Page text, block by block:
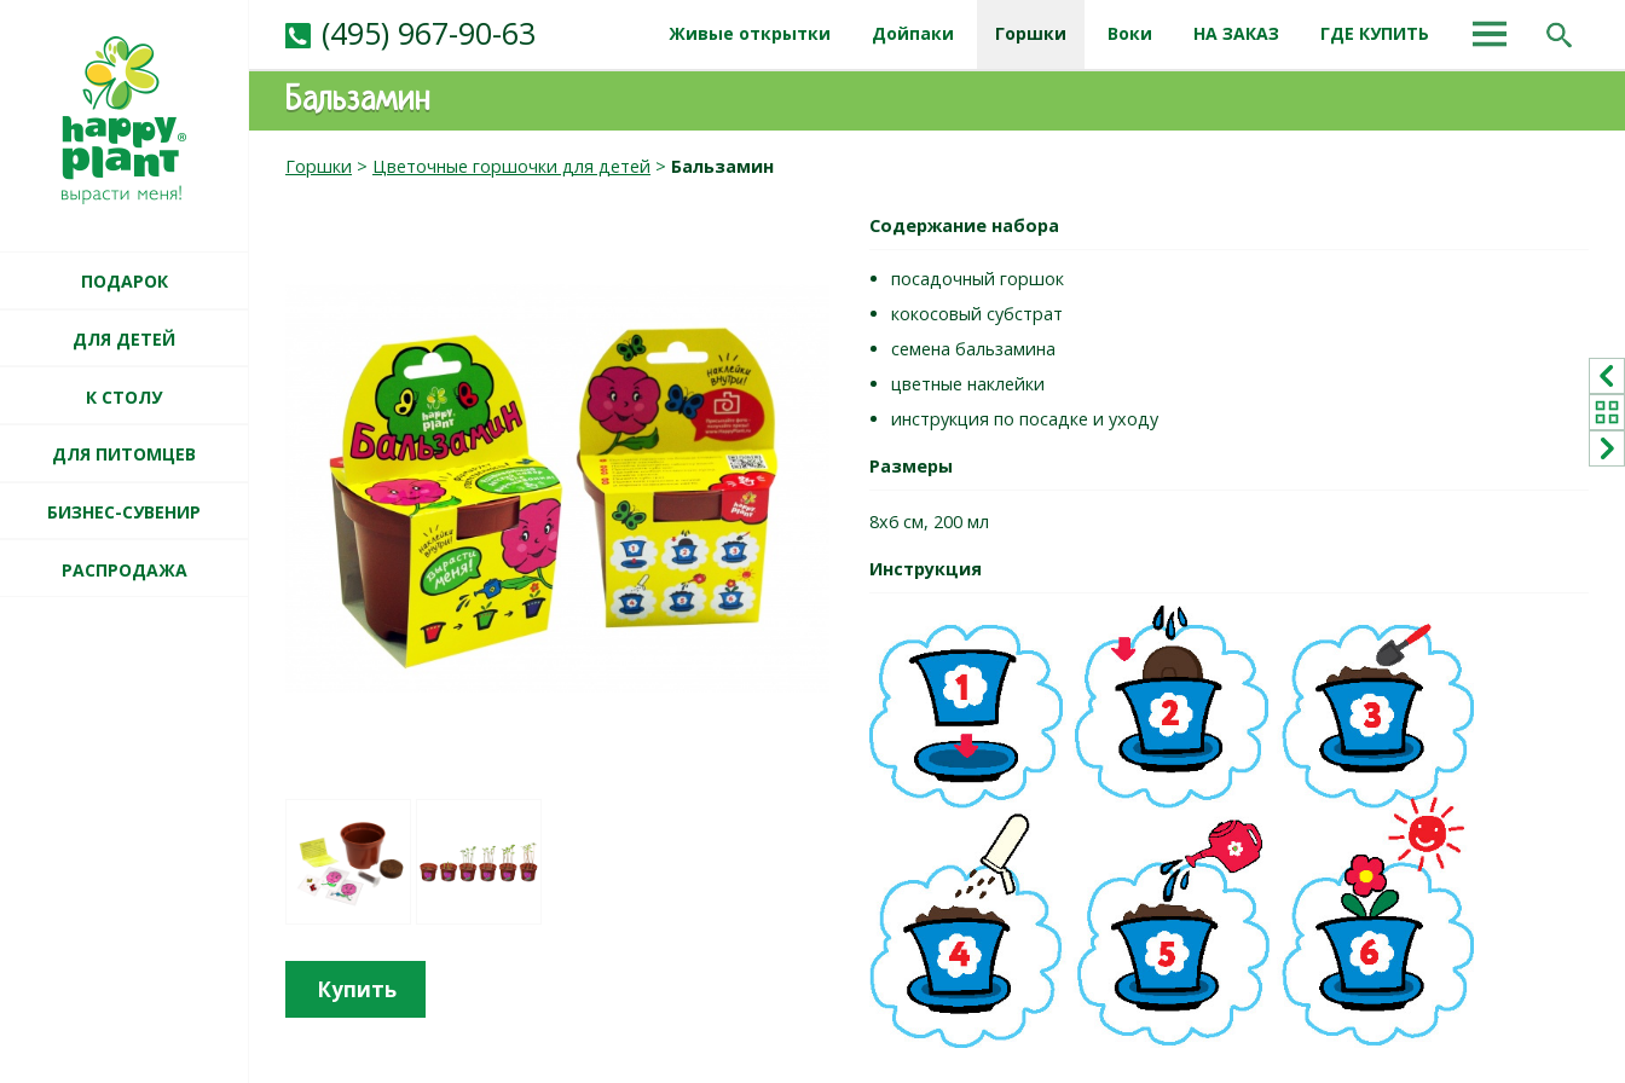
ПОДАРОК
ДЛЯ ДЕТЕЙ
К СТОЛУ
ДЛЯ ПИТОМЦЕВ
БИЗНЕС-СУВЕНИР
РАСПРОДАЖА
(495) 967-90-63 Живые открытки Дойпаки Горшки Воки НА ЗАКАЗ ГДЕ КУПИТЬ
Бальзамин
Горшки > Цветочные горшочки для детей > Бальзамин
Купить
Содержание набора
посадочный горшок
кокосовый субстрат
семена бальзамина
цветные наклейки
инструкция по посадке и уходу
Размеры
8х6 см, 200 мл
Инструкция